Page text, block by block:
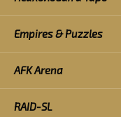
Empires & Puzzles
AFK Arena
RAID-SL